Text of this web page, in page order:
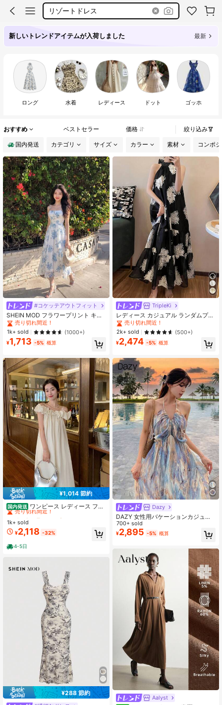
リゾートドレス
新しいトレンドアイテムが入荷しました 最新
ロング 水着 レディース ドット ゴッホ
おすすめ ベストセラー 価格 絞り込み
国内発送 カテゴリ サイズ カラー 素材 コンポ
#コケッテアウトフィット
SHEIN MOD フラワープリント キャ
ミドレス フリルヘム レディース用
#1 ベストセラー
ビーチ 女性のミディドレス
売り切れ間近！
#1 ベストセラー
売り切れ間近！
#1 ベストセラー
売り切れ間近！
#1 ベストセラー
1k+ sold (1000+)
¥1,713 -5% 概算
¥1,014 節約
国内発送 ワンピース レディース フレ
ンチ リゾート オフショルダー ノー
スリーブ フリル キャミソール ルー
ズフィット ロング丈 夏 エレガント
フェミニン 大人可愛い デート バカ
#1 ベストセラー
に ビンテージ カジュアルドレス
売り切れ間近！
#1 ベストセラー
売り切れ間近！
#1 ベストセラー
売り切れ間近！
#1 ベストセラー
1k+ sold
¥2,118 -32%
4-5日
¥288 節約
TripleKi
レディース カジュアル ランダムプリ
ント ルーズ コールドショルダー 夏
用ワンピース バケーション向け エレ
ガント ブラック サンドレス
#3 ベストセラー
売り切れ間近！
#3 ベストセラー
売り切れ間近！
#3 ベストセラー
売り切れ間近！
#3 ベストセラー
に フローラル プリント柄マキシドレス
2k+ sold (500+)
¥2,474 -5% 概算
Dazy
DAZY 女性用バケーションカジュア
ルタイダイ柄バックレスワンピー
ス、夏のサンドレス
700+ sold
¥2,895 -5% 概算
Aalyst